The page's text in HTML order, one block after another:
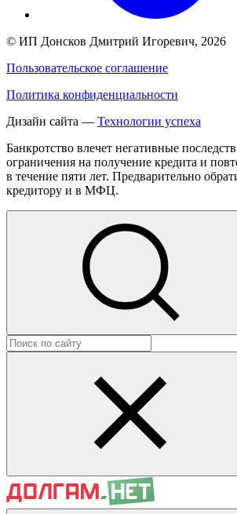
© ИП Донсков Дмитрий Игоревич, 2026
Пользовательское соглашение
Политика конфиденциальности
Дизайн сайта — Технологии успеха
Банкротство влечет негативные
ограничения на получение кредита и
в течение пяти лет. Предварительно
кредитору и в МФЦ.